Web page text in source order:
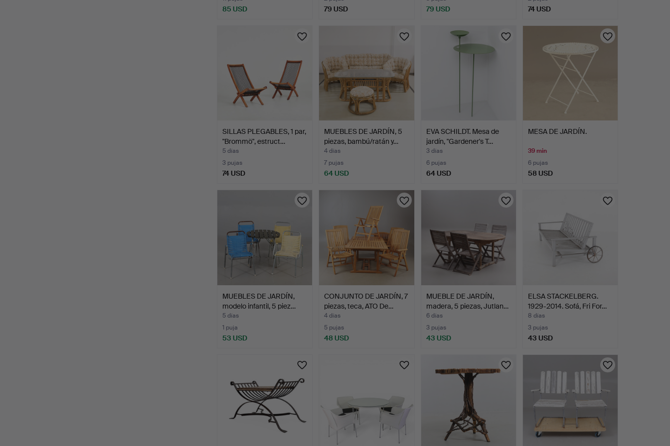
85 USD 79 USD 79 USD 74 USD
SILLAS PLEGABLES, 1 par,
"Brommö", estruct…
5 días
3 pujas
74 USD
MUEBLES DE JARDÍN, 5
piezas, bambú/ratán y…
4 días
7 pujas
64 USD
EVA SCHILDT. Mesa de
jardín, "Gardener's T…
3 días
6 pujas
64 USD
MESA DE JARDÍN.
39 min
6 pujas
58 USD
MUEBLES DE JARDÍN,
modelo infantil, 5 piez…
5 días
1 puja
53 USD
CONJUNTO DE JARDÍN, 7
piezas, teca, ATO De…
4 días
5 pujas
48 USD
MUEBLE DE JARDÍN,
madera, 5 piezas, Jutlan…
6 días
3 pujas
43 USD
ELSA STACKELBERG.
1929-2014. Sofá, Fri For…
8 días
3 pujas
43 USD